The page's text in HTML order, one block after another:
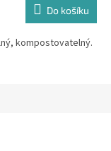
Do košíku
kompostovatelný.